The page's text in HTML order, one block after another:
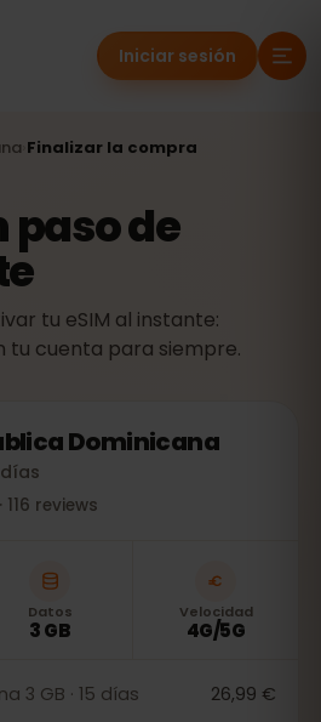
Iniciar sesión
Finalizar la compra
paso de
tu eSIM al instante:
tu cuenta para siempre.
Dominicana
días
· 116 reviews
Datos
3 GB
Velocidad
4G/5G
3 GB · 15 días
26,99 €